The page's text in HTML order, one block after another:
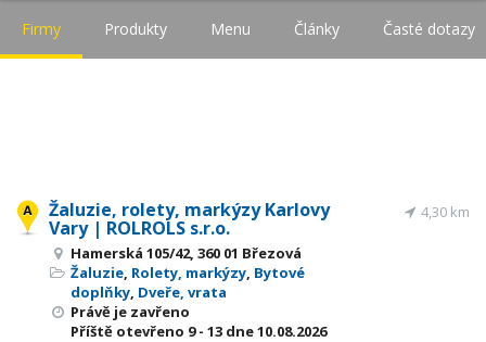
Firmy Produkty Menu Články Časté dotazy
Žaluzie, rolety, markýzy Karlovy
Vary | ROLROLS s.r.o.
Hamerská 105/42, 360 01 Březová
Žaluzie, Rolety, markýzy, Bytové
doplňky, Dveře, vrata
Právě je zavřeno
Příště otevřeno 9 - 13 dne 10.08.2026
4,30 km